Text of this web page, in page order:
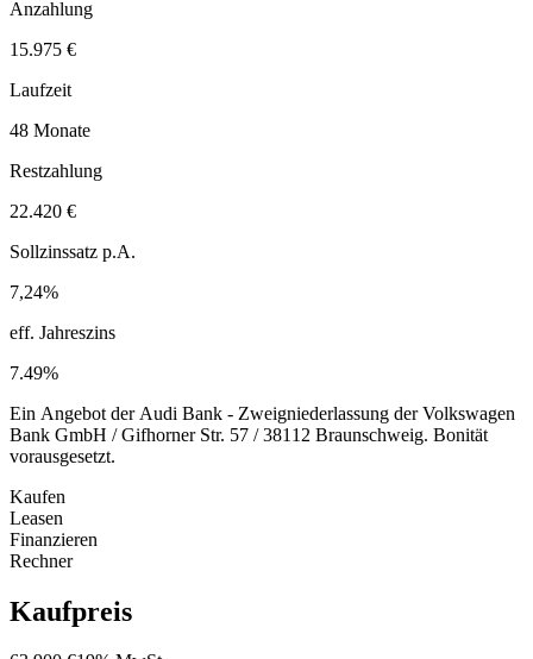
Anzahlung
15.975 €
Laufzeit
48 Monate
Restzahlung
22.420 €
Sollzinssatz p.A.
7,24%
eff. Jahreszins
7.49%
Ein Angebot der Audi Bank - Zweigniederlassung der Volkswagen
Bank GmbH / Gifhorner Str. 57 / 38112 Braunschweig. Bonität
vorausgesetzt.
Kaufen
Leasen
Finanzieren
Rechner
Kaufpreis